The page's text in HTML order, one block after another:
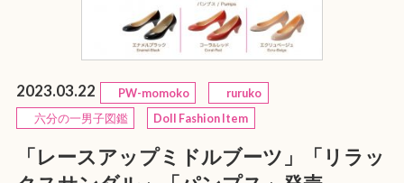
2023.03.22 PW-momoko
ruruko
六分の一男子図鑑
Doll Fashion Item
「レースアップミドルブーツ」「リラッ